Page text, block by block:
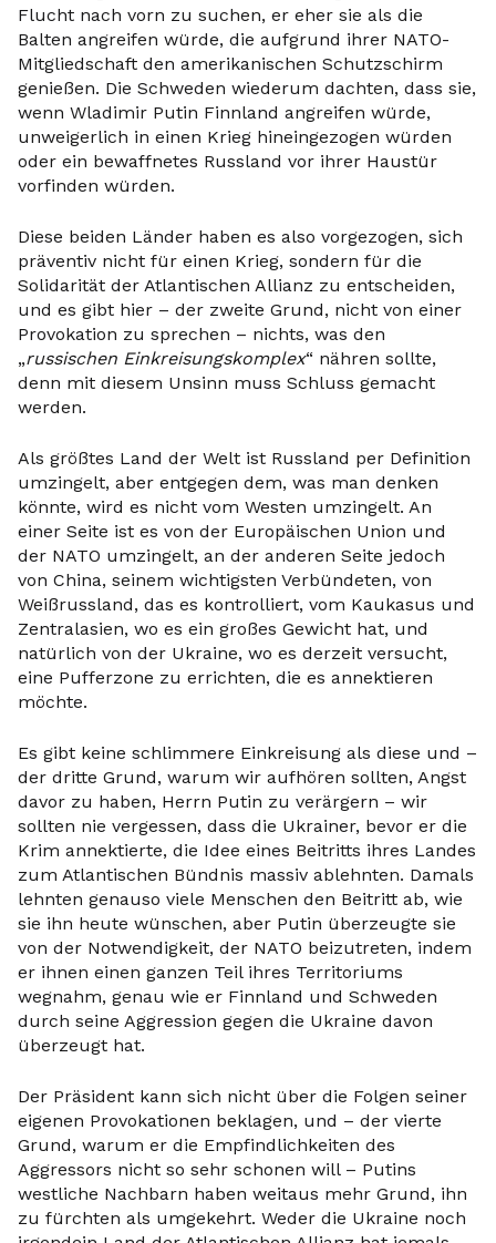
Flucht nach vorn zu suchen, er eher sie als die
Balten angreifen würde, die aufgrund ihrer NATO-
Mitgliedschaft den amerikanischen Schutzschirm
genießen. Die Schweden wiederum dachten, dass sie,
wenn Wladimir Putin Finnland angreifen würde,
unweigerlich in einen Krieg hineingezogen würden
oder ein bewaffnetes Russland vor ihrer Haustür
vorfinden würden.
Diese beiden Länder haben es also vorgezogen, sich
präventiv nicht für einen Krieg, sondern für die
Solidarität der Atlantischen Allianz zu entscheiden,
und es gibt hier – der zweite Grund, nicht von einer
Provokation zu sprechen – nichts, was den
„russischen Einkreisungskomplex“ nähren sollte,
denn mit diesem Unsinn muss Schluss gemacht
werden.
Als größtes Land der Welt ist Russland per Definition
umzingelt, aber entgegen dem, was man denken
könnte, wird es nicht vom Westen umzingelt. An
einer Seite ist es von der Europäischen Union und
der NATO umzingelt, an der anderen Seite jedoch
von China, seinem wichtigsten Verbündeten, von
Weißrussland, das es kontrolliert, vom Kaukasus und
Zentralasien, wo es ein großes Gewicht hat, und
natürlich von der Ukraine, wo es derzeit versucht,
eine Pufferzone zu errichten, die es annektieren
möchte.
Es gibt keine schlimmere Einkreisung als diese und –
der dritte Grund, warum wir aufhören sollten, Angst
davor zu haben, Herrn Putin zu verärgern – wir
sollten nie vergessen, dass die Ukrainer, bevor er die
Krim annektierte, die Idee eines Beitritts ihres Landes
zum Atlantischen Bündnis massiv ablehnten. Damals
lehnten genauso viele Menschen den Beitritt ab, wie
sie ihn heute wünschen, aber Putin überzeugte sie
von der Notwendigkeit, der NATO beizutreten, indem
er ihnen einen ganzen Teil ihres Territoriums
wegnahm, genau wie er Finnland und Schweden
durch seine Aggression gegen die Ukraine davon
überzeugt hat.
Der Präsident kann sich nicht über die Folgen seiner
eigenen Provokationen beklagen, und – der vierte
Grund, warum er die Empfindlichkeiten des
Aggressors nicht so sehr schonen will – Putins
westliche Nachbarn haben weitaus mehr Grund, ihn
zu fürchten als umgekehrt. Weder die Ukraine noch